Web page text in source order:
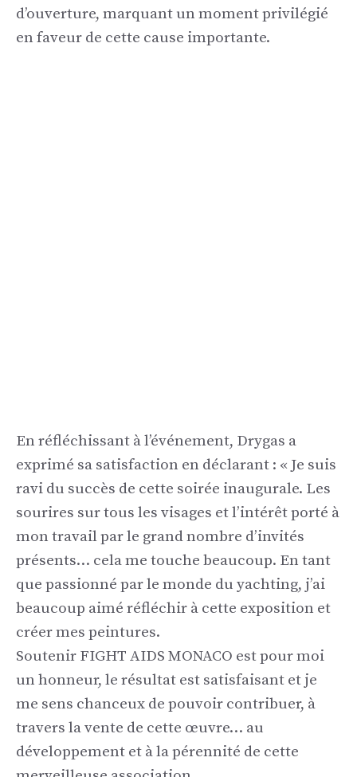
d’ouverture, marquant un moment privilégié
en faveur de cette cause importante.
En réfléchissant à l’événement, Drygas a
exprimé sa satisfaction en déclarant : « Je suis
ravi du succès de cette soirée inaugurale. Les
sourires sur tous les visages et l’intérêt porté à
mon travail par le grand nombre d’invités
présents… cela me touche beaucoup. En tant
que passionné par le monde du yachting, j’ai
beaucoup aimé réfléchir à cette exposition et
créer mes peintures.
Soutenir FIGHT AIDS MONACO est pour moi
un honneur, le résultat est satisfaisant et je
me sens chanceux de pouvoir contribuer, à
travers la vente de cette œuvre… au
développement et à la pérennité de cette